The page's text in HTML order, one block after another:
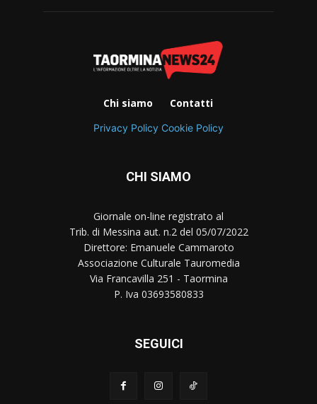
Chi siamo Contatti
Privacy Policy Cookie Policy
CHI SIAMO
Giornale on-line registrato al
Trib. di Messina aut. n.2 del 05/07/2022
Direttore: Emanuele Cammaroto
Associazione Culturale Tauromedia
Via Francavilla 251 - Taormina
P. Iva 03693580833
SEGUICI